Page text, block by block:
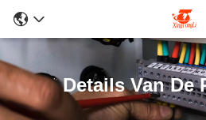
Details Van De